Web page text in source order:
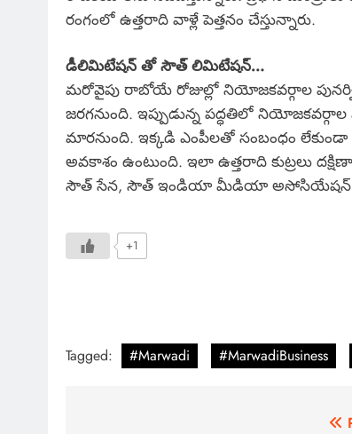
రంగంలో ఉత్తరాది వాళ్లే పెత్తనం చేస్తున్నారు.
డీలిమిటేషన్ తో సౌత్ లిమిటేషన్…
మరోవైపు రాబోయే రోజుల్లో నియోజకవర్గాల
జరగనుంది. ఇప్పుడున్న పద్ధతిలో
మారనుంది. ఇక్కడి ఎంపీలతో సంబంధం
అవకాశం ఉంటుంది. ఇలా ఉత్తరాది కుట్రలు
సౌత్ సేన, సౌత్ ఇండియా మీడియా అసోసియేషన్
+1
Tagged: #Marwadi #MarwadiBusiness